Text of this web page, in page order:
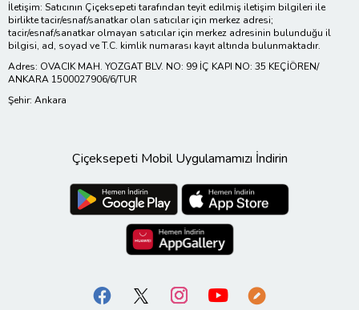
İletişim: Satıcının Çiçeksepeti tarafından teyit edilmiş iletişim bilgileri ile
birlikte tacir/esnaf/sanatkar olan satıcılar için merkez adresi;
tacir/esnaf/sanatkar olmayan satıcılar için merkez adresinin bulunduğu il
bilgisi, ad, soyad ve T.C. kimlik numarası kayıt altında bulunmaktadır.
Adres: OVACIK MAH. YOZGAT BLV. NO: 99 İÇ KAPI NO: 35 KEÇİÖREN/
ANKARA 1500027906/6/TUR
Şehir: Ankara
Çiçeksepeti Mobil Uygulamamızı İndirin